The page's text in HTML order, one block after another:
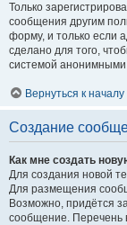
Только
сообщения другим
форму, и только если
сделано для того,
системой
Вернуться к началу
Создание
Как мне создать
Для создания новой
Для размещения
Возможно, придётся
сообщение. Перечень